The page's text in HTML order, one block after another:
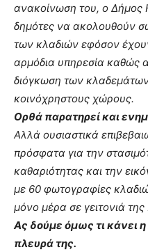
ανακοίνωση του, ο Δήμος
δημότες να ακολουθούν
των κλαδιών εφόσον
αρμόδια υπηρεσία καθώς
διόγκωση των
κοινόχρηστους χώρους.
Ορθά παρατηρεί και
Αλλά ουσιαστικά
πρόσφατα για την
καθαριότητας και την
με 60 φωτογραφίες
μόνο μέρα σε γειτονιά
Ας δούμε όμως τι κάνει
πλευρά της.